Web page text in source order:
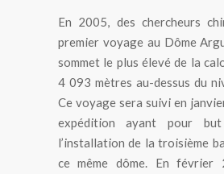
En 2005, des chercheurs
premier voyage au Dôme
sommet le plus élevé de la
4 093 mètres au-dessus du
Ce voyage sera suivi en
expédition ayant pour
l’installation de la troisième
ce même dôme. En février